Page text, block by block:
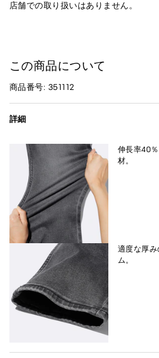
店舗での取り扱いはありません。
この商品について
商品番号: 351112
詳細
伸長率40
材。
適度な厚
ム。